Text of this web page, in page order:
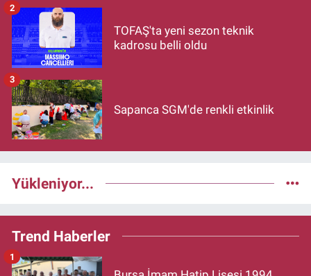
TOFAŞ'ta yeni sezon teknik
kadrosu belli oldu
2
Sapanca SGM'de renkli etkinlik
3
Yükleniyor...
Trend Haberler
1